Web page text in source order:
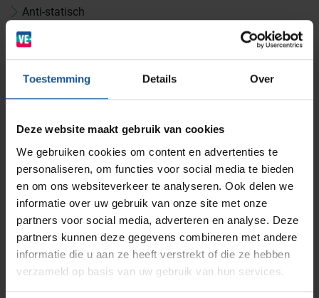
Toestemming Details Over
Deze website maakt gebruik van cookies
We gebruiken cookies om content en advertenties te
personaliseren, om functies voor social media te bieden
en om ons websiteverkeer te analyseren. Ook delen we
informatie over uw gebruik van onze site met onze
partners voor social media, adverteren en analyse. Deze
partners kunnen deze gegevens combineren met andere
informatie die u aan ze heeft verstrekt of die ze hebben
verzameld op basis van uw gebruik van hun services.
Anti-statisch
4 zwenkwielen anti-statisch Ø75 mm waarvan 2 met rem
4 stoothoeken
Accessoires
Dispencer met kantelbakjes
RVW katheterhouder
RVS infuusstaander
RVS 3 zijdige opzetrand
RVS laden met verzonken handgreep
RVS neerklapbaar zijplateau
RVS duwbeugel
Branches
Ziekenhuizen en klinieken
Zorginstellingen
Solutions
RVS Werkplekinrichting
Modulaire Inrichtingssystemen
Opslagsystemen en voorraadbeheer
Productlijnen
Medische afvalverpakkingen
Infectiepreventie en hygiëne
Opslagmogelijkheden
Medische (verzorgings)wagens
Assortiment
Hammerlit
Septodry
Metro
Zarges
AP Medical
BINBIN
Contact
Ons team
Klantcases
Vacatures